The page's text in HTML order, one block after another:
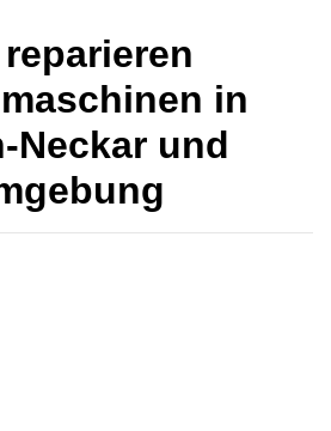
in
Neckar und